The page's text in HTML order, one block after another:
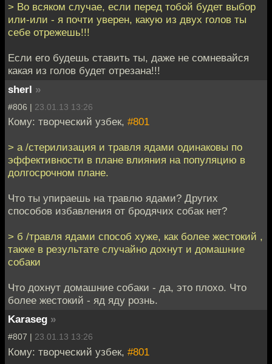
> Во всяком случае, если перед тобой будет выбор
или-или - я почти уверен, какую из двух голов ты
себе отрежешь!!!
Если его будешь ставить ты, даже не сомневайся
какая из голов будет отрезана!!!
sherl »
#806 | 23.01.13 13:26
Кому: творческий узбек, #801
> a /стерилизация и травля ядами одинаковы по
эффективности в плане влияния на популяцию в
долгосрочном плане.
Что ты упираешь на травлю ядами? Других
способов избавления от бродячих собак нет?
> б /травля ядами способ хуже, как более жестокий ,
также в результате случайно дохнут и домашние
собаки
Что дохнут домашние собаки - да, это плохо. Что
более жестокий - яд яду рознь.
Karaseg »
#807 | 23.01.13 13:26
Кому: творческий узбек, #801